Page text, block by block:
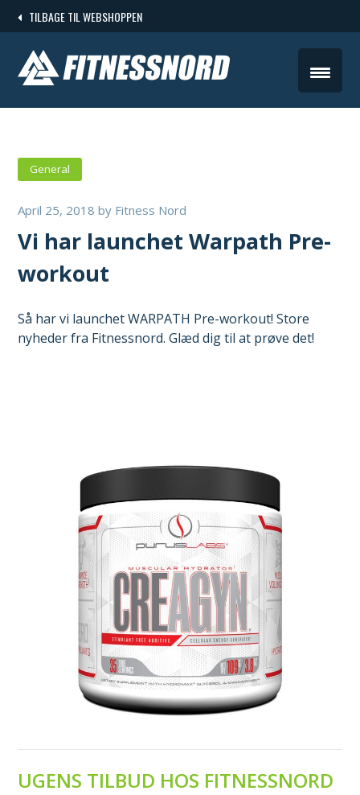
to
content
TILBAGE TIL WEBSHOPPEN
General
April 25, 2018 by Fitness Nord
Vi har launchet Warpath Pre-
workout
Så har vi launchet WARPATH Pre-workout! Store
nyheder fra Fitnessnord. Glæd dig til at prøve det!
UGENS TILBUD HOS FITNESSNORD